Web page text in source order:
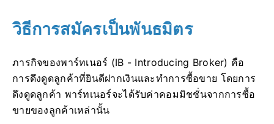
วิธีการสมัครเป็นพันธมิตร
ภารกิจของพาร์ทเนอร์ (IB - Introducing Broker) คือ
การดึงดูดลูกค้าที่ยินดีฝากเงินและทำการซื้อขาย โดยการ
ดึงดูดลูกค้า พาร์ทเนอร์จะได้รับค่าคอมมิชชั่นจากการซื้อ
ขายของลูกค้าเหล่านั้น